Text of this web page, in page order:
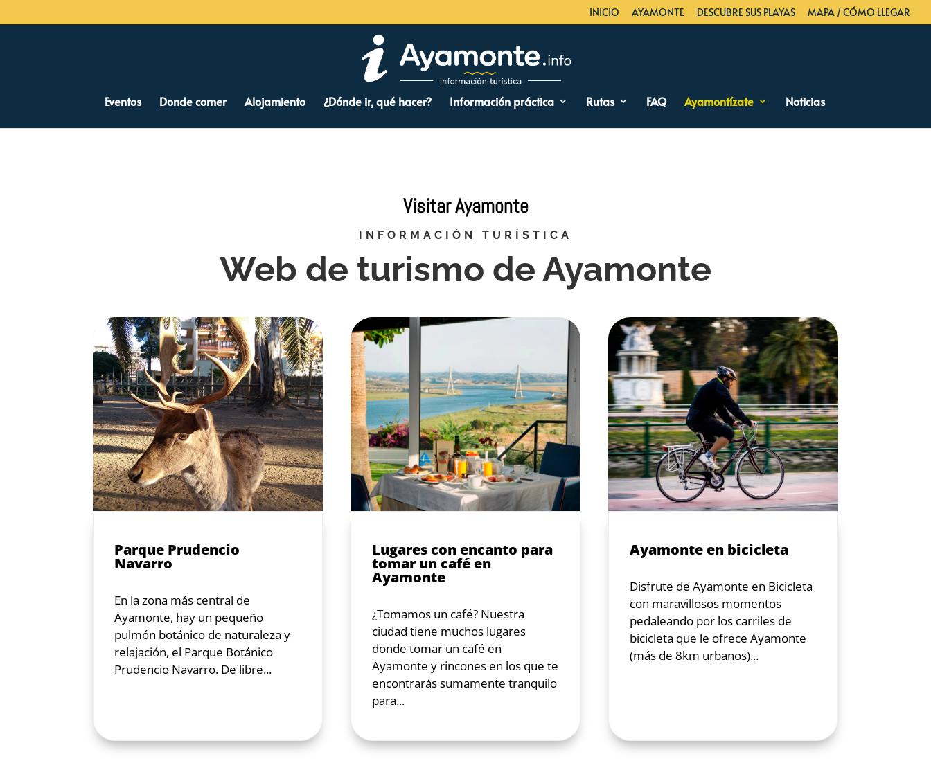
INICIO AYAMONTE DESCUBRE SUS PLAYAS MAPA / CÓMO LLEGAR
Eventos Donde comer Alojamiento ¿Dónde ir, qué hacer? Información práctica Rutas FAQ Ayamontízate Noticias
Visitar Ayamonte
INFORMACIÓN TURÍSTICA
Web de turismo de Ayamonte
Parque Prudencio
Navarro
En la zona más central de
Ayamonte, hay un pequeño
pulmón botánico de naturaleza y
relajación, el Parque Botánico
Prudencio Navarro. De libre...
Lugares con encanto para
tomar un café en
Ayamonte
¿Tomamos un café? Nuestra
ciudad tiene muchos lugares
donde tomar un café en
Ayamonte y rincones en los que te
encontrarás sumamente tranquilo
para...
Ayamonte en bicicleta
Disfrute de Ayamonte en Bicicleta
con maravillosos momentos
pedaleando por los carriles de
bicicleta que le ofrece Ayamonte
(más de 8km urbanos)...